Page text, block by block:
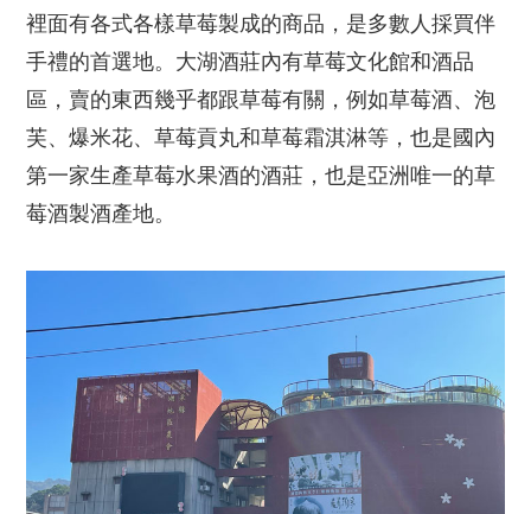
裡面有各式各樣草莓製成的商品，是多數人採買伴
手禮的首選地。大湖酒莊內有草莓文化館和酒品
區，賣的東西幾乎都跟草莓有關，例如草莓酒、泡
芙、爆米花、草莓貢丸和草莓霜淇淋等，也是國內
第一家生產草莓水果酒的酒莊，也是亞洲唯一的草
莓酒製酒產地。